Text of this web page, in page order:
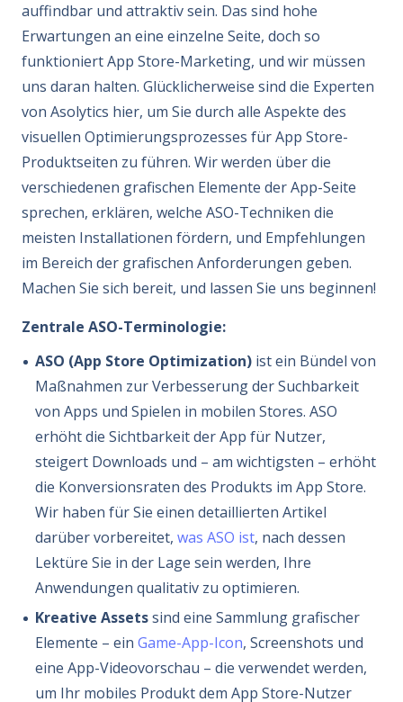
auffindbar und attraktiv sein. Das sind hohe
Erwartungen an eine einzelne Seite, doch so
funktioniert App Store-Marketing, und wir müssen
uns daran halten. Glücklicherweise sind die Experten
von Asolytics hier, um Sie durch alle Aspekte des
visuellen Optimierungsprozesses für App Store-
Produktseiten zu führen. Wir werden über die
verschiedenen grafischen Elemente der App-Seite
sprechen, erklären, welche ASO-Techniken die
meisten Installationen fördern, und Empfehlungen
im Bereich der grafischen Anforderungen geben.
Machen Sie sich bereit, und lassen Sie uns beginnen!
Zentrale ASO-Terminologie:
ASO (App Store Optimization)ist ein Bündel von
Maßnahmen zur Verbesserung der Suchbarkeit
von Apps und Spielen in mobilen Stores. ASO
erhöht die Sichtbarkeit der App für Nutzer,
steigert Downloads und – am wichtigsten – erhöht
die Konversionsraten des Produkts im App Store.
Wir haben für Sie einen detaillierten Artikel
darüber vorbereitet, was ASO ist, nach dessen
Lektüre Sie in der Lage sein werden, Ihre
Anwendungen qualitativ zu optimieren.
Kreative Assetssind eine Sammlung grafischer
Elemente – ein Game-App-Icon, Screenshots und
eine App-Videovorschau – die verwendet werden,
um Ihr mobiles Produkt dem App Store-Nutzer